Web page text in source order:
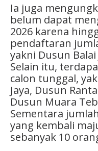
Ia juga
belum dapat
2026 karena
pendaftaran
yakni Dusun Balai
Selain itu,
calon tunggal,
Jaya, Dusun
Dusun Muara
Sementara
yang kembali
sebanyak 10